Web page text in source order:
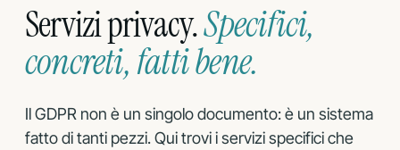
Servizi privacy.Specifici,
concreti, fatti bene.
Il GDPR non è un singolo documento: è un sistema
fatto di tanti pezzi. Qui trovi i servizi specifici che